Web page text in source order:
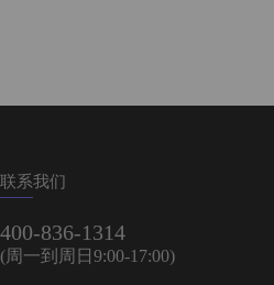
联系我们
400-836-1314
(周一到周日9:00-17:00)